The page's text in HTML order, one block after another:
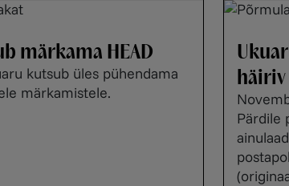
märkama HEAD
kutsub üles pühendama
märkamistele.
häiriv
Pärdile